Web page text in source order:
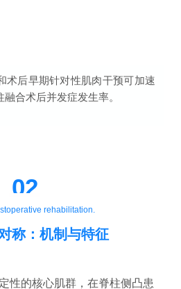
术后早期针对性肌肉干预可加速
合术后并发症发生率。
02
rehabilitation.
称：机制与特征
性的核心肌群，在脊柱侧凸患